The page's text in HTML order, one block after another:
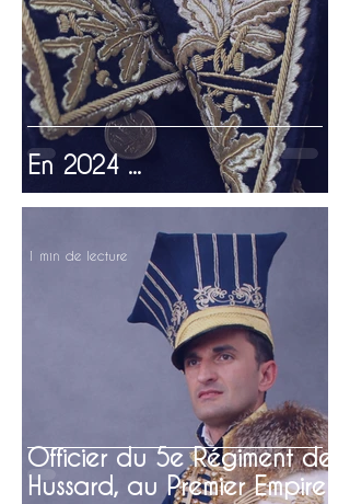
En 2024 ...
Officier du 5e Régiment de
Hussard, au Premier Empire
1 min de lecture